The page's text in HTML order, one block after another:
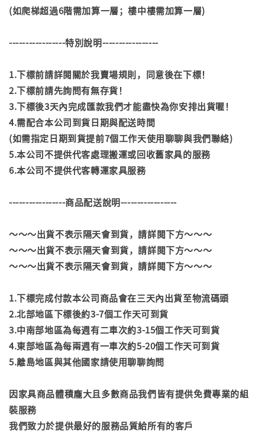
(如爬梯超過6階需加算一層；樓中樓需加算一層)
-----------------特別說明-----------------
1.下標前請詳閱關於我賣場規則，同意後在下標！
2.下標前請先詢問有無存貨！
3.下標後3天內完成匯款我們才能盡快為你安排出貨喔！
4.需配合本公司到貨日期與配送時間
(如需指定日期到貨提前7個工作天使用聊聊與我們聯絡)
5.本公司不提供代客處理搬運或回收舊家具的服務
6.本公司不提供代客轉運家具服務
-----------------商品配送說明-----------------
～～～出貨不表示隔天會到貨，請詳閱下方～～～
～～～出貨不表示隔天會到貨，請詳閱下方～～～
～～～出貨不表示隔天會到貨，請詳閱下方～～～
1.下標完成付款本公司商品會在三天內出貨至物流碼頭
2.北部地區下標後約3-7個工作天可到貨
3.中南部地區為每週有二車次約3-15個工作天可到貨
4.東部地區為每兩週有一車次約5-20個工作天可到貨
5.離島地區與其他國家請使用聊聊詢問
因家具商品體積龐大且多數商品我們皆有提供免費專業的組
裝服務
我們致力於提供最好的服務品質給所有的客戶